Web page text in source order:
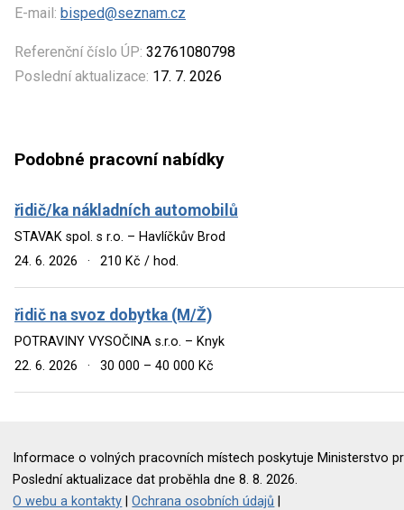
E-mail: bisped@seznam.cz
Referenční číslo ÚP: 32761080798
Poslední aktualizace: 17. 7. 2026
Podobné pracovní nabídky
řidič/ka nákladních automobilů
STAVAK spol. s r.o. – Havlíčkův Brod
24. 6. 2026
· 210 Kč / hod.
řidič na svoz dobytka (M/Ž)
POTRAVINY VYSOČINA s.r.o. – Knyk
22. 6. 2026
· 30 000 – 40 000 Kč
Informace o volných pracovních místech poskytuje Ministerstvo
Poslední aktualizace dat proběhla dne 8. 8. 2026.
O webu a kontakty |Ochrana osobních údajů